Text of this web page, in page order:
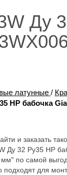
Ду
латунные /
НР бабочка
и заказать
Ду 32 Ру35 НР
по самой
для